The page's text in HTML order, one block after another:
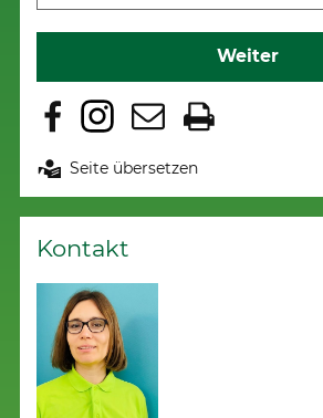
Weiter
Seite übersetzen
Kontakt